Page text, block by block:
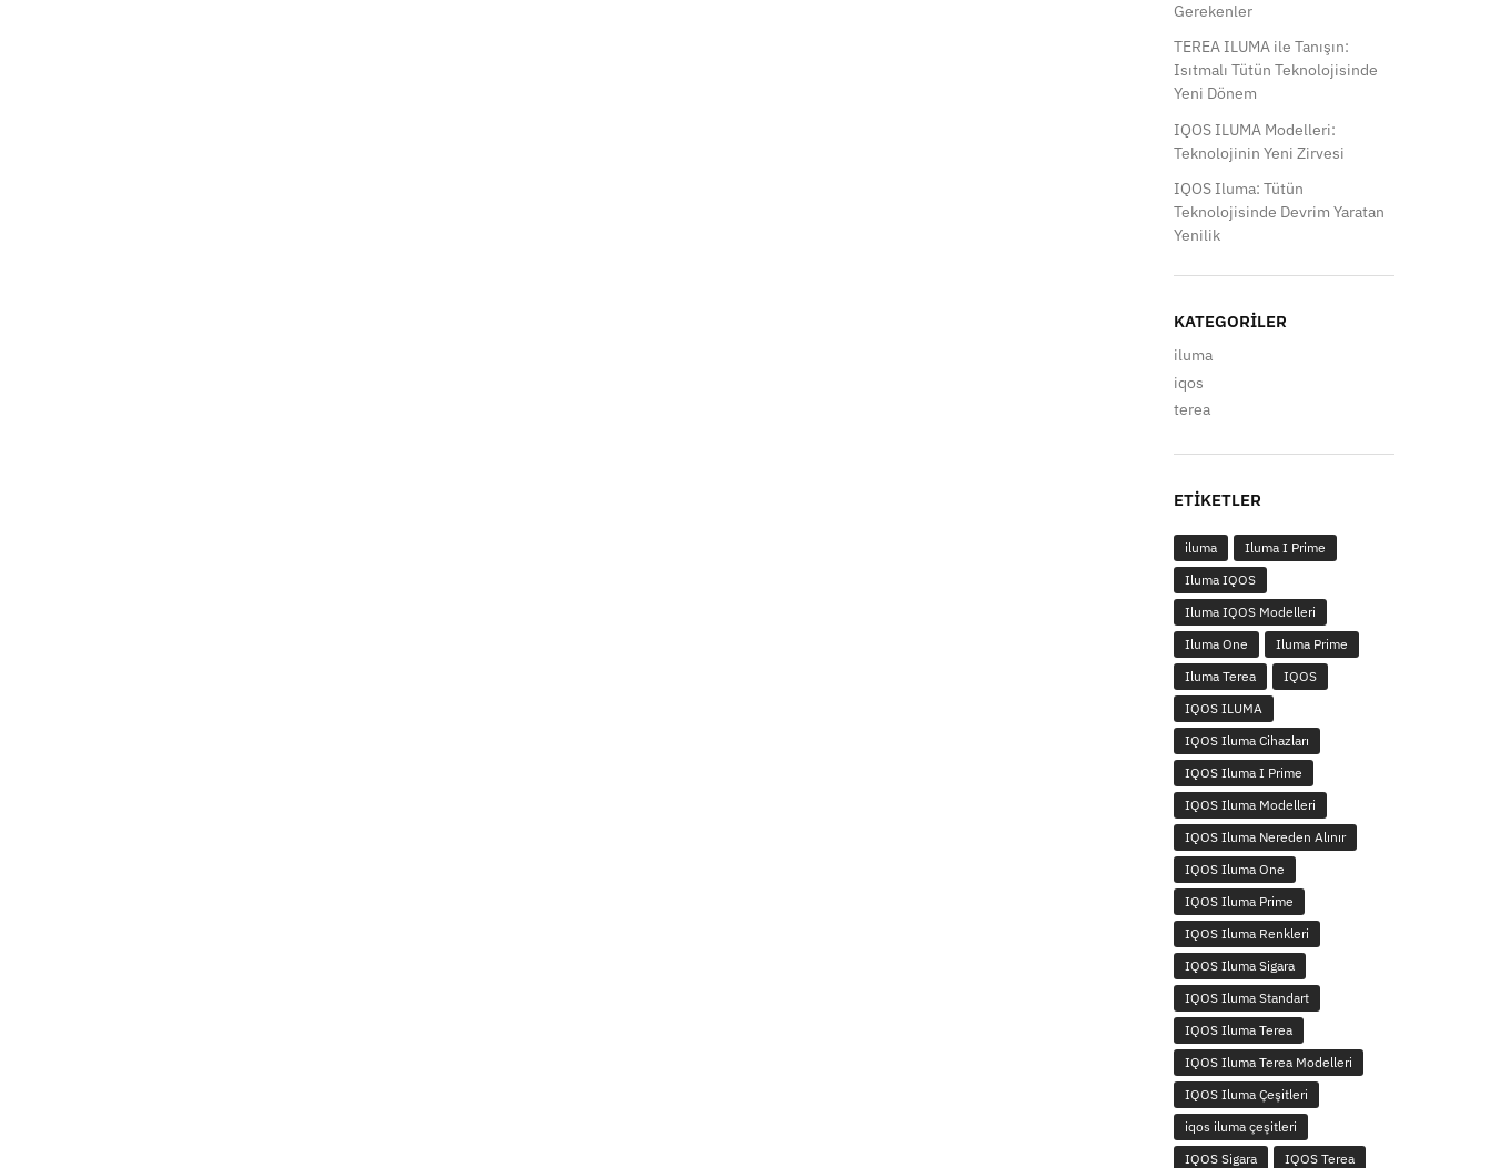
Gerekenler
TEREA ILUMA ile Tanışın:
Isıtmalı Tütün Teknolojisinde
Yeni Dönem
IQOS ILUMA Modelleri:
Teknolojinin Yeni Zirvesi
IQOS Iluma: Tütün
Teknolojisinde Devrim Yaratan
Yenilik
KATEGORILER
iluma
iqos
terea
ETIKETLER
iluma
Iluma I Prime
Iluma IQOS
Iluma IQOS Modelleri
Iluma One
Iluma Prime
Iluma Terea
IQOS
IQOS ILUMA
IQOS Iluma Cihazları
IQOS Iluma I Prime
IQOS Iluma Modelleri
IQOS Iluma Nereden Alınır
IQOS Iluma One
IQOS Iluma Prime
IQOS Iluma Renkleri
IQOS Iluma Sigara
IQOS Iluma Standart
IQOS Iluma Terea
IQOS Iluma Terea Modelleri
IQOS Iluma Çeşitleri
iqos iluma çeşitleri
IQOS Sigara
IQOS Terea